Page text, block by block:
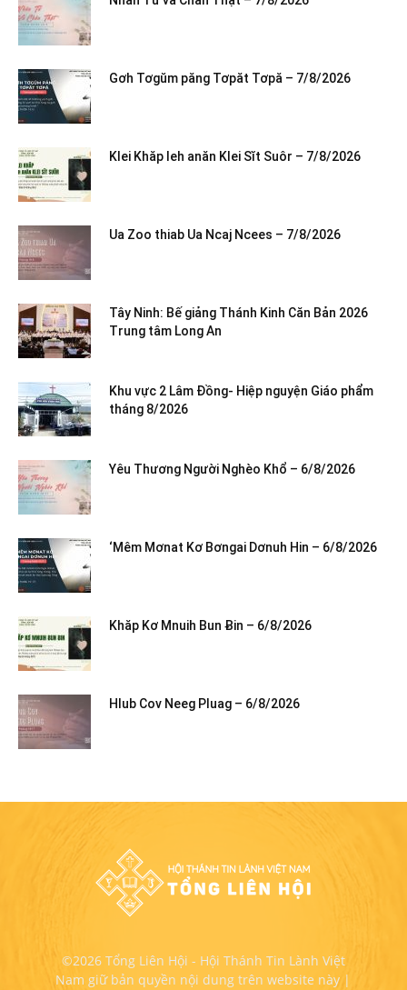
Gơh Tơgŭm păng Tơpăt Tơpă – 7/8/2026
Klei Khăp leh anăn Klei Sĭt Suôr – 7/8/2026
Ua Zoo thiab Ua Ncaj Ncees – 7/8/2026
Tây Ninh: Bế giảng Thánh Kinh Căn Bản 2026
Trung tâm Long An
Khu vực 2 Lâm Đồng- Hiệp nguyện Giáo phẩm
tháng 8/2026
Yêu Thương Người Nghèo Khổ – 6/8/2026
‘Mêm Mơnat Kơ Bơngai Dơnuh Hin – 6/8/2026
Khăp Kơ Mnuih Bun Ƀin – 6/8/2026
Hlub Cov Neeg Pluag – 6/8/2026
©2026 Tổng Liên Hội - Hội Thánh Tin Lành Việt
Nam giữ bản quyền nội dung trên website này |